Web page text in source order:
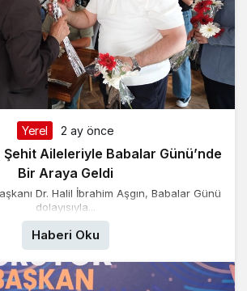
Yerel 2 ay önce
Şehit Aileleriyle Babalar Günü’nde
Bir Araya Geldi
Dr. Halil İbrahim Aşgın, Babalar Günü
dolayısıyla...
Haberi Oku